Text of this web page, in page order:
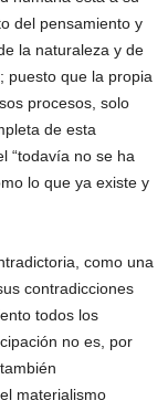
del pensamiento y
la naturaleza y de
puesto que la propia
procesos, solo
de esta
“todavía no se ha
lo que ya existe y
como una
contradicciones
todos los
no es, por
materialismo